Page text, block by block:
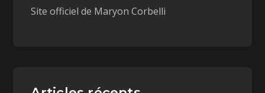
Site officiel de Maryon Corbelli